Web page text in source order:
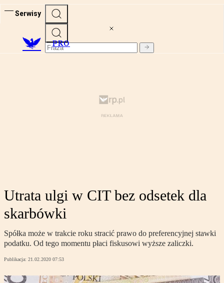
Serwisy
PRO
Utrata ulgi w CIT bez odsetek dla
skarbówki
Spółka może w trakcie roku stracić prawo do preferencyjnej stawki
podatku. Od tego momentu płaci fiskusowi wyższe zaliczki.
Publikacja: 21.02.2020 07:53